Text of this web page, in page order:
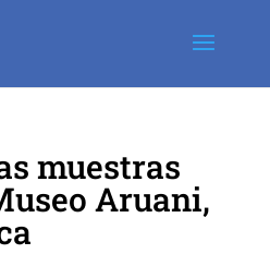
muestras
Aruani,